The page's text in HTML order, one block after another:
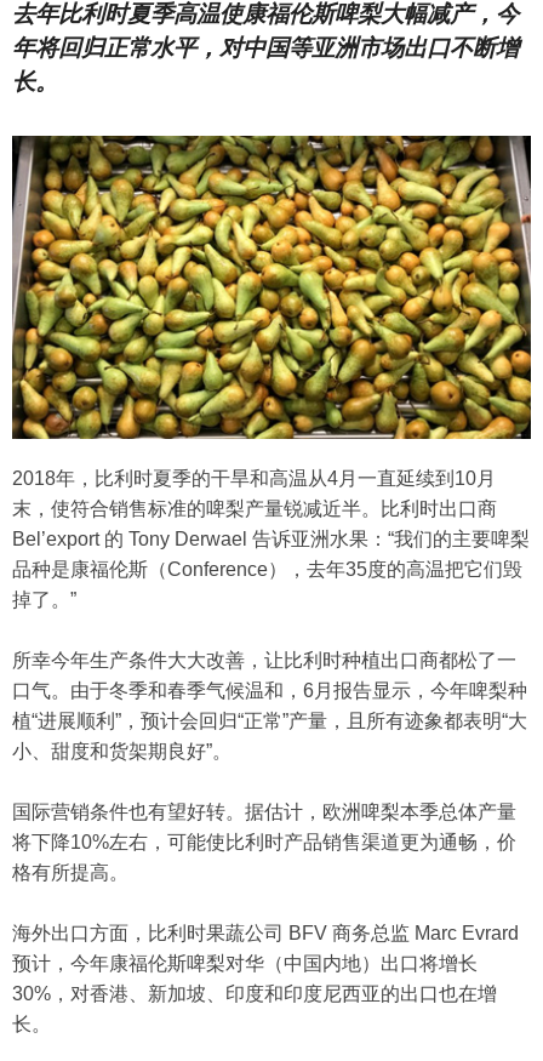
去年比利时夏季高温使康福伦斯啤梨大幅减产，今
年将回归正常水平，对中国等亚洲市场出口不断增
长。
2018年，比利时夏季的干旱和高温从4月一直延续到10月
末，使符合销售标准的啤梨产量锐减近半。比利时出口商
Bel’export 的 Tony Derwael 告诉亚洲水果：“我们的主要啤梨
品种是康福伦斯（Conference），去年35度的高温把它们毁
掉了。”
所幸今年生产条件大大改善，让比利时种植出口商都松了一
口气。由于冬季和春季气候温和，6月报告显示，今年啤梨种
植“进展顺利”，预计会回归“正常”产量，且所有迹象都表明“大
小、甜度和货架期良好”。
国际营销条件也有望好转。据估计，欧洲啤梨本季总体产量
将下降10%左右，可能使比利时产品销售渠道更为通畅，价
格有所提高。
海外出口方面，比利时果蔬公司 BFV 商务总监 Marc Evrard
预计，今年康福伦斯啤梨对华（中国内地）出口将增长
30%，对香港、新加坡、印度和印度尼西亚的出口也在增
长。